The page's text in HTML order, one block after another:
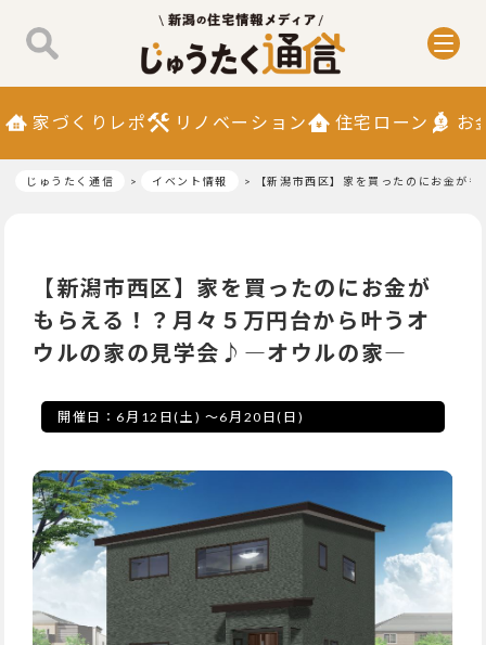
家づくりレポ リノベーション 住宅ローン お
じゅうたく通信 イベント情報 【新潟市西区】家を買ったのにお金が
【新潟市西区】家を買ったのにお金が
もらえる！？月々５万円台から叶うオ
ウルの家の見学会♪―オウルの家―
開催日： 6月12日(土) ～6月20日(日)